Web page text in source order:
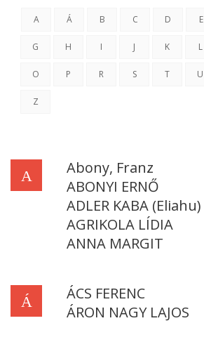
A Á B C D E
G H I J K L
O P R S T U
Z
A
Abony, Franz
ABONYI ERNŐ
ADLER KABA (Eliahu)
AGRIKOLA LÍDIA
ANNA MARGIT
Á
ÁCS FERENC
ÁRON NAGY LAJOS